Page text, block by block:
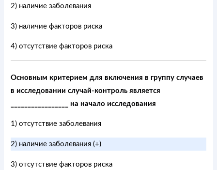
2) наличие заболевания
3) наличие факторов риска
4) отсутствие факторов риска
Основным критерием для включения в группу случаев
в исследовании случай-контроль является
_________________ на начало исследования
1) отсутствие заболевания
2) наличие заболевания (+)
3) отсутствие факторов риска